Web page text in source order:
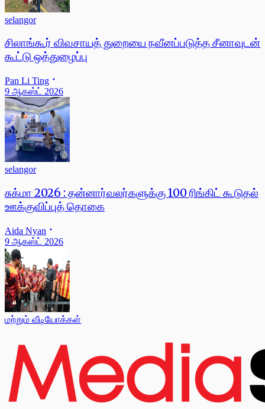
selangor
சிலாங்கூர் விவசாயத் துறையை நவீனப்படுத்த சீனாவுடன்
கூட்டு ஒத்துழைப்பு
Pan Li Ting
9 ஆகஸ்ட் 2026
selangor
சுக்மா 2026 : தன்னார்வலர்களுக்கு 100 ரிங்கிட் கூடுதல்
ஊக்குவிப்புத் தொகை
Aida Nyan
9 ஆகஸ்ட் 2026
மற்றும் வீடியோக்கள்